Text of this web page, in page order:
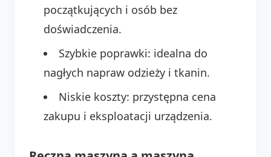
początkujących i osób bez
doświadczenia.
Szybkie poprawki: idealna do
nagłych napraw odzieży i tkanin.
Niskie koszty: przystępna cena
zakupu i eksploatacji urządzenia.